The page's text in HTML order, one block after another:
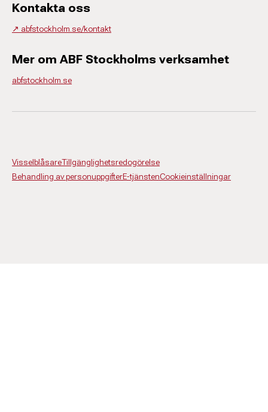
Kontakta oss
↗️ abfstockholm.se/kontakt
Mer om ABF Stockholms verksamhet
abfstockholm.se
VisselblåsareTillgänglighetsredogörelse
Behandling av personuppgifterE-tjänstenCookieinställningar